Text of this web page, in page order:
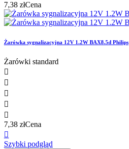
7,38 złCena
Żarówka sygnalizacyjna 12V 1.2W BAX8.5d Philips
Żarówki standard





7,38 złCena

Szybki podgląd